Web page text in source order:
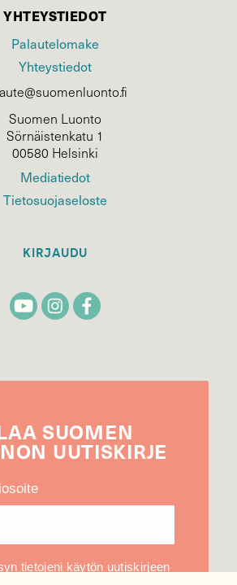
YHTEYSTIEDOT
Palautelomake
Yhteystiedot
Suomen Luonto
Sörnäistenkatu 1
00580 Helsinki
Mediatiedot
Tietosuojaseloste
KIRJAUDU
SUOMEN
UUTIS­KIRJE
tietojeni käytön uutiskirjeen